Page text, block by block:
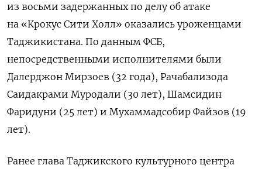
из восьми задержанных по делу об атаке
на «Крокус Сити Холл» оказались уроженцами
Таджикистана. По данным ФСБ,
непосредственными исполнителями были
Далерджон Мирзоев (32 года), Рачабализода
Саидакрами Муродали (30 лет), Шамсидин
Фаридуни (25 лет) и Мухаммадсобир Файзов (19
лет).
Ранее глава Таджикского культурного центра